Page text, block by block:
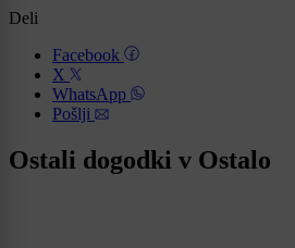
Deli
Facebook
X
WhatsApp
Pošlji
Ostali dogodki v Ostalo